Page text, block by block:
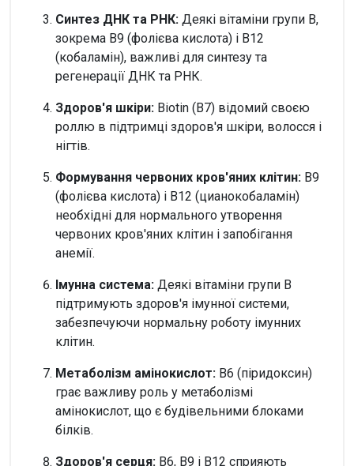
Синтез ДНК та РНК: Деякі вітаміни групи В,
зокрема B9 (фолієва кислота) і B12
(кобаламін), важливі для синтезу та
регенерації ДНК та РНК.
Здоров'я шкіри: Biotin (B7) відомий своєю
роллю в підтримці здоров'я шкіри, волосся і
нігтів.
Формування червоних кров'яних клітин: B9
(фолієва кислота) і B12 (цианокобаламін)
необхідні для нормального утворення
червоних кров'яних клітин і запобігання
анемії.
Імунна система: Деякі вітаміни групи В
підтримують здоров'я імунної системи,
забезпечуючи нормальну роботу імунних
клітин.
Метаболізм амінокислот: B6 (піридоксин)
грає важливу роль у метаболізмі
амінокислот, що є будівельними блоками
білків.
Здоров'я серця: B6, B9 і B12 сприяють